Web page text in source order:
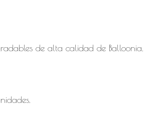
de alta calidad de Balloonia.